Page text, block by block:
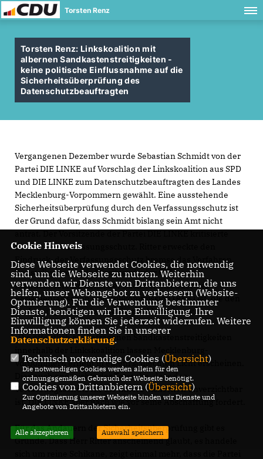
Torsten Renz
Torsten Renz: Linkskoalition mit
albernen Sandkastenstreitigkeiten -
keine politische Einflussnahme auf die
Sicherheitsüberprüfung des
Datenschutzbeauftragten
Vergangenen Dezember wurde Sebastian Schmidt von der
Partei DIE LINKE auf Vorschlag der Linkskoalition aus SPD
und DIE LINKE zum Datenschutzbeauftragten des Landes
Mecklenburg-Vorpommern gewählt. Eine ausstehende
Sicherheitsüberprüfung durch den Verfassungsschutz ist
der Grund dafür, dass Schmidt bislang sein Amt nicht
hierfür den Verfassungsschutz. Ritter erweckte den
Eindruck, der Verfassungsschutz bremse das Verfahren.
Der stellvertretende Vorsitzende der CDU-
Fraktion, Torsten Renz, der auch Vorsitzender der
Parlamentarischen Kontrollkommission (PKK) ist, die den
Verfassungsschutz kontrolliert, erklärt hierzu:
Die öffentlich ausgetragenen Sandkastenstreitigkeiten
Vorpommern erneut in einem schlechten Licht erscheinen.
Dies auch angesichts der Tatsache, dass der
Verfassungsschutz für die Innere Sicherheit unverzichtbar
ist, DIE LINKE aber nach wie vor seine Abschaffung fordert.
Für das Andauern der Sicherheitsüberprüfung gibt es
Gründe. Dass Herr Ritter anscheinend glaubt, es handele
Cookie Hinweis
Diese Webseite verwendet Cookies, die notwendig
sind, um die Webseite zu nutzen. Weiterhin
verwenden wir Dienste von Drittanbietern, die uns
helfen, unser Webangebot zu verbessern (Website-
Optmierung). Für die Verwendung bestimmter
Dienste, benötigen wir Ihre Einwilligung. Ihre
Einwilligung können Sie jederzeit widerrufen. Weitere
Informationen finden Sie in unserer
Datenschutzerklärung.
Technisch notwendige Cookies (Übersicht)
Die notwendigen Cookies werden allein für den
ordnungsgemäßen Gebrauch der Webseite benötigt.
Cookies von Drittanbietern (Übersicht)
Zur Optimierung unserer Webseite binden wir Dienste und
Angebote von Drittanbietern ein.
Alle akzeptieren Auswahl speichern